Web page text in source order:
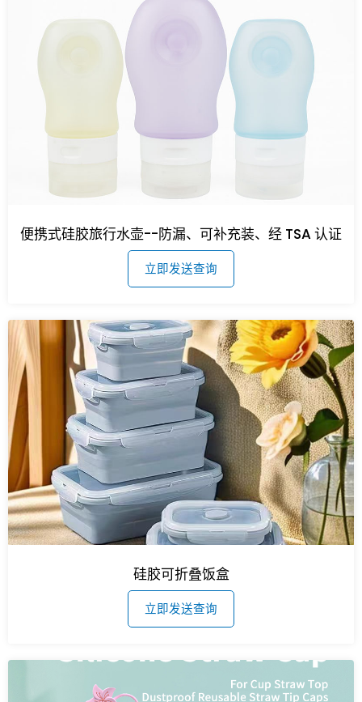
便携式硅胶旅行水壶--防漏、可补充装、经 TSA 认证
立即发送查询
硅胶可折叠饭盒
立即发送查询